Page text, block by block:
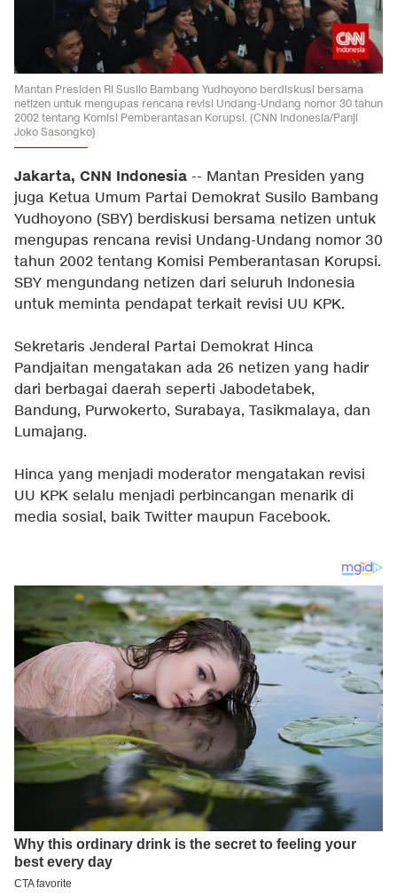
Mantan Presiden RI Susilo Bambang Yudhoyono berdiskusi bersama
netizen untuk mengupas rencana revisi Undang-Undang nomor 30 tahun
2002 tentang Komisi Pemberantasan Korupsi. (CNN Indonesia/Panji
Joko Sasongko)
Jakarta, CNN Indonesia -- Mantan Presiden yang
juga Ketua Umum Partai Demokrat Susilo Bambang
Yudhoyono (SBY) berdiskusi bersama netizen untuk
mengupas rencana revisi Undang-Undang nomor 30
tahun 2002 tentang Komisi Pemberantasan Korupsi.
SBY mengundang netizen dari seluruh Indonesia
untuk meminta pendapat terkait revisi UU KPK.
Sekretaris Jenderal Partai Demokrat Hinca
Pandjaitan mengatakan ada 26 netizen yang hadir
dari berbagai daerah seperti Jabodetabek,
Bandung, Purwokerto, Surabaya, Tasikmalaya, dan
Lumajang.
Hinca yang menjadi moderator mengatakan revisi
UU KPK selalu menjadi perbincangan menarik di
media sosial, baik Twitter maupun Facebook.